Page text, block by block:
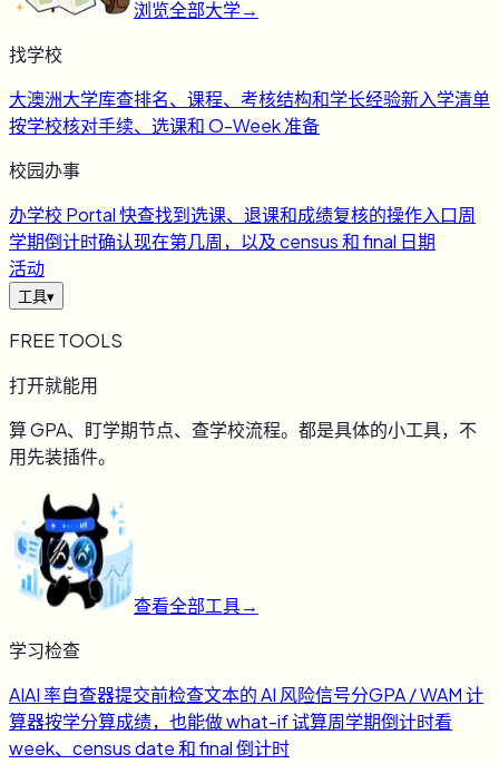
浏览全部大学→
找学校
大澳洲大学库查排名、课程、考核结构和学长经验新入学清单
按学校核对手续、选课和 O-Week 准备
校园办事
办学校 Portal 快查找到选课、退课和成绩复核的操作入口周
学期倒计时确认现在第几周，以及 census 和 final 日期
活动
工具▾
FREE TOOLS
打开就能用
算 GPA、盯学期节点、查学校流程。都是具体的小工具，不
用先装插件。
查看全部工具→
学习检查
AIAI 率自查器提交前检查文本的 AI 风险信号分GPA / WAM 计
算器按学分算成绩，也能做 what-if 试算周学期倒计时看
week、census date 和 final 倒计时